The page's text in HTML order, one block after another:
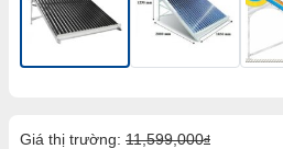
Giá thị trường: 11,599,000đ